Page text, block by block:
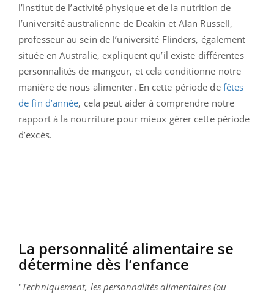
l’Institut de l’activité physique et de la nutrition de
l’université australienne de Deakin et Alan Russell,
professeur au sein de l’université Flinders, également
située en Australie, expliquent qu’il existe différentes
personnalités de mangeur, et cela conditionne notre
manière de nous alimenter. En cette période de fêtes
de fin d’année, cela peut aider à comprendre notre
rapport à la nourriture pour mieux gérer cette période
d’excès.
La personnalité alimentaire se
détermine dès l’enfance
"Techniquement, les personnalités alimentaires (ou